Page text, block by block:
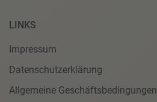
LINKS
Impressum
Datenschutzerklärung
Allgemeine Geschäftsbedingungen